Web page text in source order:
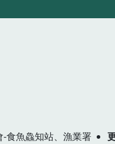
食魚鱻知站、漁業署